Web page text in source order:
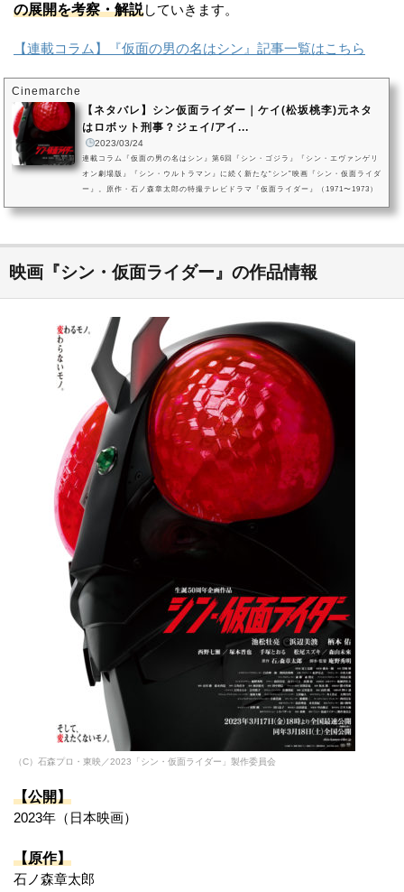
の展開を考察・解説していきます。
【連載コラム】『仮面の男の名はシン』記事一覧はこちら
Cinemarche
【ネタバレ】シン仮面ライダー｜ケイ(松坂桃李)元ネタ
はロボット刑事？ジェイ/アイ...
2023/03/24
連載コラム『仮面の男の名はシン』第6回『シン・ゴジラ』『シン・エヴァンゲリ
オン劇場版』『シン・ウルトラマン』に続く新たな“シン”映画『シン・仮面ライダ
ー』。原作・石ノ森章太郎の特撮テレビドラマ『仮面ライダー』（1971〜1973）
映画『シン・仮面ライダー』の作品情報
（C）石森プロ・東映／2023「シン・仮面ライダー」製作委員会
【公開】
2023年（日本映画）
【原作】
石ノ森章太郎